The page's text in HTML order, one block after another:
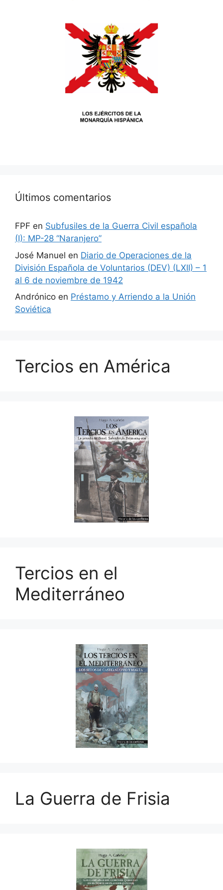
Últimos comentarios
FPF en Subfusiles de la Guerra Civil española
(I): MP-28 “Naranjero”
José Manuel en Diario de Operaciones de la
División Española de Voluntarios (DEV) (LXII) – 1
al 6 de noviembre de 1942
Andrónico en Préstamo y Arriendo a la Unión
Soviética
Tercios en América
Tercios en el
Mediterráneo
La Guerra de Frisia